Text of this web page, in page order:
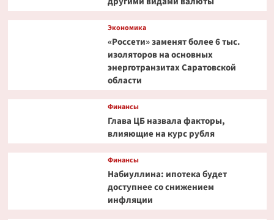
Экономика
«Россети» заменят более 6 тыс.
изоляторов на основных
энерготранзитах Саратовской
области
Финансы
Глава ЦБ назвала факторы,
влияющие на курс рубля
Финансы
Набиуллина: ипотека будет
доступнее со снижением
инфляции